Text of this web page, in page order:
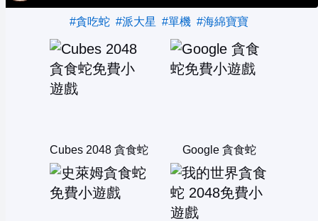
#貪吃蛇 #派大星 #單機 #海綿寶寶
Cubes 2048 貪食蛇 Google 貪食蛇